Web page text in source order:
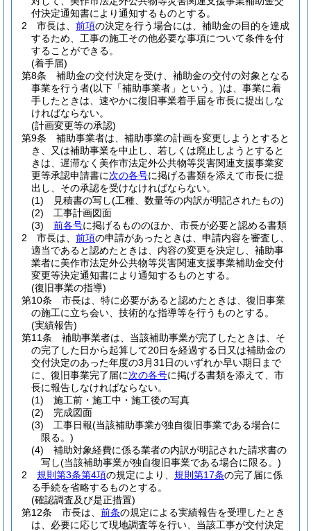
付決定通知書により通知するものとする。
2
市長は、 前項の決定を行う場合には、補助金の目的を達成
するため、工事の施工その他必要な事項について条件を付
することができる。
(着手届)
第8条
補助金の交付決定を受け、補助金の交付の対象となる
事業を行う者(以下「補助事業者」という。)は、事業に着
手したときは、速やかに復旧事業着手届を市長に提出しな
ければならない。
(計画変更等の承認)
第9条
補助事業者は、補助事業の計画を変更しようとすると
き、又は補助事業を中止し、若しくは廃止しようとすると
きは、遅滞なく美作市法定外公共物等災害関連支援事業変
更等承認申請書に次の各号に掲げる書類を添えて市長に提
出し、その承認を受けなければならない。
(1)
見積書の写し(工種、数量等の内訳が明記されたもの)
(2)
工事計画図面
(3)
前各号に掲げるもののほか、市長が必要と認める書類
2
市長は、 前項の申請があったときは、申請内容を審査し、
適当であると認めたときは、内容の変更を決定し、補助事
業者に美作市法定外公共物等災害関連支援事業補助金交付
変更等決定通知書により通知するものとする。
(復旧事業の指導)
第10条
市長は、特に必要があると認めたときは、復旧事業
の施工に立ち会い、技術的な指導等を行うものとする。
(実績報告)
第11条
補助事業者は、当該補助事業が完了したときは、そ
の完了した日から起算して20日を経過する日又は補助金の
交付決定のあった年度の3月31日のいずれか早い期日まで
に、復旧事業完了届に次の各号に掲げる書類を添えて、市
長に報告しなければならない。
(1)
施工前・施工中・施工後の写真
(2)
完成図面
(3)
工事日報(当該補助事業が独自復旧事業である場合に
限る。)
(4)
補助対象経費に係る業者の内訳が明記された請求書の
写し(当該補助事業が独自復旧事業である場合に限る。)
2
規則第3条第4項の規定により、 規則第17条の完了届に係
る手続を省略するものとする。
(確認調査及び是正措置)
第12条
市長は、 前条の規定による実績報告を受理したとき
は、必要に応じて現地調査等を行い、当該工事が交付決定